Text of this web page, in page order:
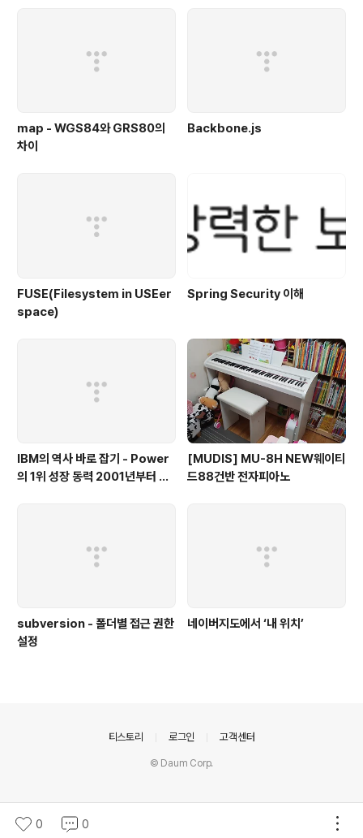
map - WGS84와 GRS80의
차이
Backbone.js
FUSE(Filesystem in USEer
space)
Spring Security 이해
IBM의 역사 바로 잡기 - Power
의 1위 성장 동력 2001년부터 가
[MUDIS] MU-8H NEW웨이티
드88건반 전자피아노
subversion - 폴더별 접근 권한
설정
네이버지도에서 ‘내 위치’
0 0
티스토리 로그인 고객센터
© Daum Corp.